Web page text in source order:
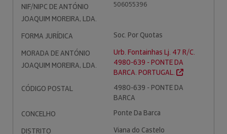
NIF/NIPC DE ANTÓNIO
JOAQUIM MOREIRA, LDA.
506055396
FORMA JURÍDICA
Soc. Por Quotas
MORADA DE ANTÓNIO
JOAQUIM MOREIRA, LDA.
Urb. Fontainhas Lj. 47 R/C.
4980-639 - PONTE DA
BARCA. PORTUGAL.
CÓDIGO POSTAL
4980-639 - PONTE DA
BARCA
CONCELHO
Ponte Da Barca
DISTRITO
Viana do Castelo